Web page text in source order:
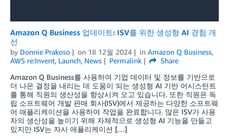
Amazon Q Business 업데이트: ISV를 위한 생성형 AI 경험 개
선
by Donnie Prakoso on 18 12월 2024 in Amazon Q Business,
AWS re:Invent, Launch, News Permalink
Share
Amazon Q Business를 사용하여 기업 데이터 및 정보를 기반으로
더 나은 결정을 내리는 데 도움이 되는 생성형 AI 기반 어시스턴트
를 통해 직원의 생산성을 향상시켜 오고 있습니다. 또한 직원은 독
립 소프트웨어 개발 판매 회사(ISV)에서 제공하는 다양한 소프트웨
어 애플리케이션을 사용하여 작업을 완료합니다. 많은 ISV가 사용
자의 생산성을 높이기 위해 자체적으로 생성형 AI 기능을 만들고
있지만 ISV는 자사 애플리케이션 […]